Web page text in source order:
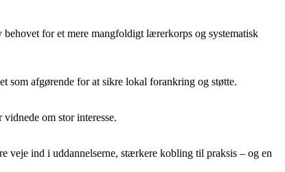
for et mere mangfoldigt lærerkorps og systematisk
som afgørende for at sikre lokal forankring og støtte.
om stor interesse.
veje ind i uddannelserne, stærkere kobling til praksis – og en